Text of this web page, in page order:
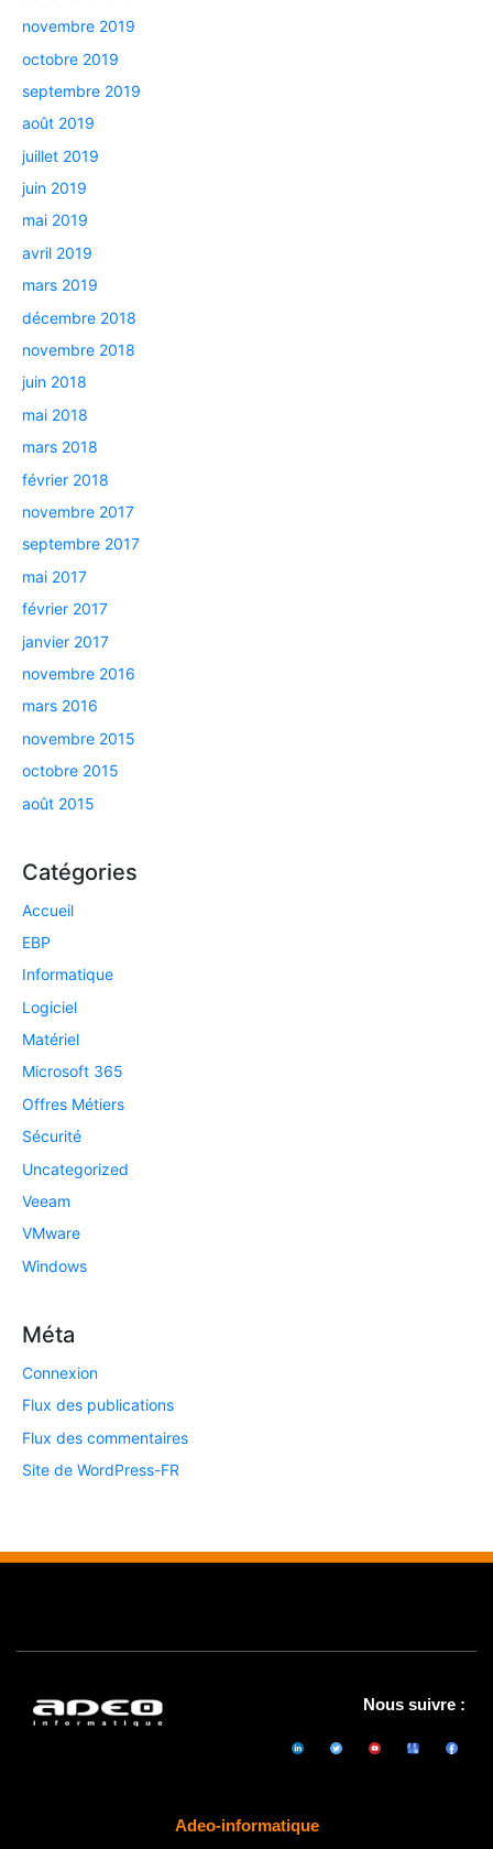
novembre 2019
octobre 2019
septembre 2019
août 2019
juillet 2019
juin 2019
mai 2019
avril 2019
mars 2019
décembre 2018
novembre 2018
juin 2018
mai 2018
mars 2018
février 2018
novembre 2017
septembre 2017
mai 2017
février 2017
janvier 2017
novembre 2016
mars 2016
novembre 2015
octobre 2015
août 2015
Catégories
Accueil
EBP
Informatique
Logiciel
Matériel
Microsoft 365
Offres Métiers
Sécurité
Uncategorized
Veeam
VMware
Windows
Méta
Connexion
Flux des publications
Flux des commentaires
Site de WordPress-FR
Nous suivre :
Adeo-informatique